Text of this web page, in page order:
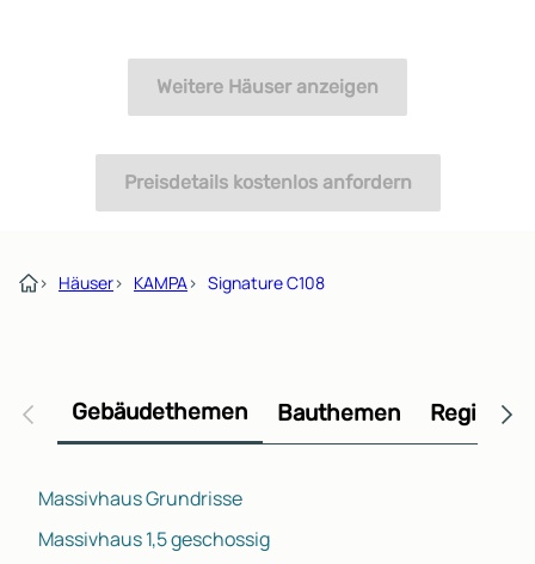
Weitere Häuser anzeigen
Preisdetails kostenlos anfordern
› Häuser› KAMPA› Signature C108
Gebäudethemen Bauthemen
Massivhaus Grundrisse
Massivhaus 1,5 geschossig